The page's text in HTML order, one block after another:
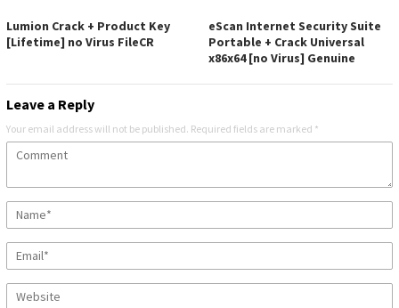
Lumion Crack + Product Key
[Lifetime] no Virus FileCR
eScan Internet Security Suite
Portable + Crack Universal
x86x64 [no Virus] Genuine
Leave a Reply
Your email address will not be published. Required fields are marked *